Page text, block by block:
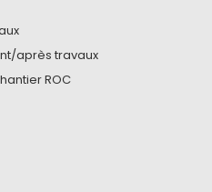
après travaux
ROC